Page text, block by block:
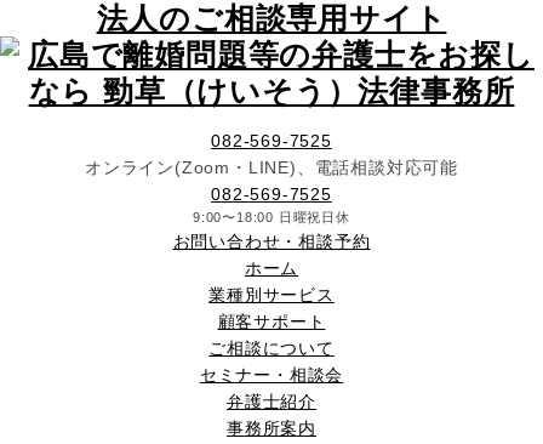
法人のご相談専用サイト
082-569-7525
オンライン(Zoom・LINE)、電話相談対応可能
082-569-7525
9:00〜18:00 日曜祝日休
お問い合わせ・相談予約
ホーム
業種別サービス
顧客サポート
ご相談について
セミナー・相談会
弁護士紹介
事務所案内